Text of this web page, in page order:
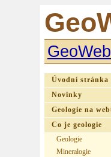
GeoWeb
Úvodní stránka
Novinky
Geologie na
Co je geologie
Geologie
Mineralogie